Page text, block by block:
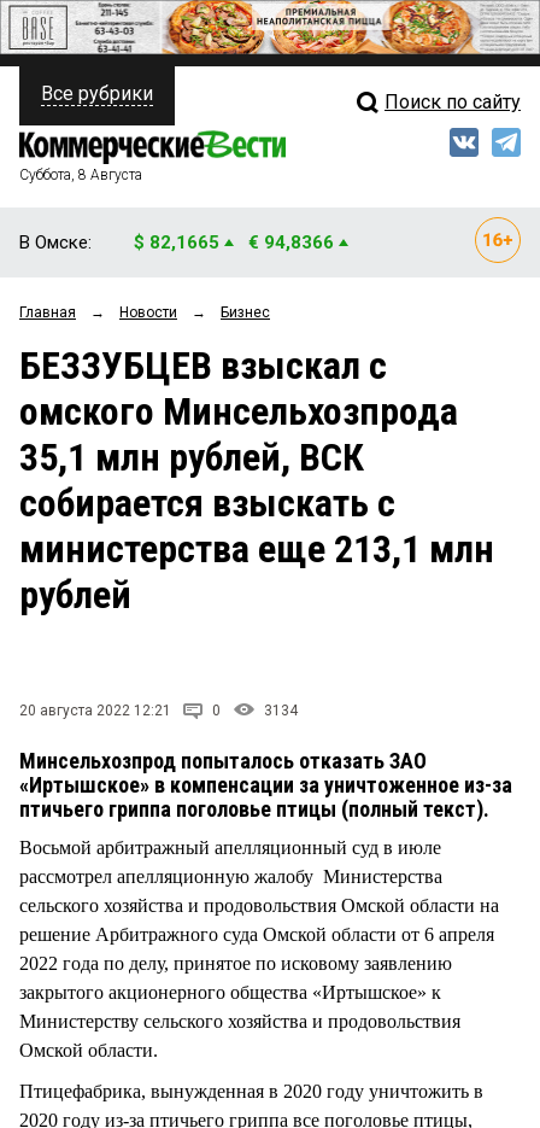
ПОЛИТИКА
ФИНАНСЫ
ОБЩЕСТВО
ЗАКОН
ПРОИСШЕСТВИЯ
СТИЛЬ ЖИЗНИ
Свежий выпуск
Рейтинги
Блоги
Архив
Все рубрики Поиск по сайту
Суббота, 8 Августа
В Омске: $ 82,1665 € 94,8366
Главная → Новости → Бизнес
БЕЗЗУБЦЕВ взыскал с
омского Минсельхозпрода
35,1 млн рублей, ВСК
собирается взыскать с
министерства еще 213,1 млн
рублей
20 августа 2022 12:21 0 3134
Минсельхозпрод попыталось отказать ЗАО
«Иртышское» в компенсации за уничтоженное из-за
птичьего гриппа поголовье птицы (полный текст).
Восьмой арбитражный апелляционный суд в июле
рассмотрел апелляционную жалобу Министерства
сельского хозяйства и продовольствия Омской области на
решение Арбитражного суда Омской области от 6 апреля
2022 года по делу, принятое по исковому заявлению
закрытого акционерного общества «Иртышское» к
Министерству сельского хозяйства и продовольствия
Омской области.
Птицефабрика, вынужденная в 2020 году уничтожить в
2020 году из-за птичьего гриппа все поголовье птицы,